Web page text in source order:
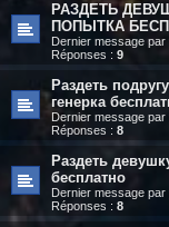
РАЗДЕТЬ
ПОПЫТКА
Dernier message par
Réponses : 9
Раздеть
генерка
Dernier message par
Réponses : 8
Раздеть
бесплатно
Dernier message par
Réponses : 8